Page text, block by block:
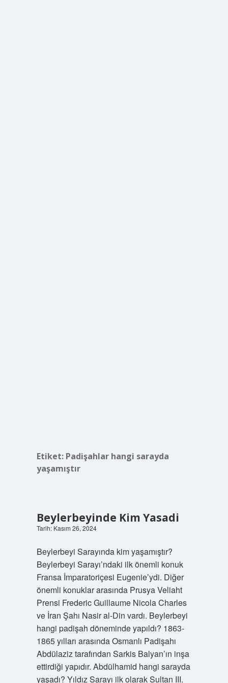
Etiket: Padişahlar hangi sarayda
yaşamıştır
Beylerbeyinde Kim Yasadi
Tarih: Kasım 26, 2024
Beylerbeyi Sarayında kim yaşamıştır?
Beylerbeyi Sarayı’ndaki ilk önemli konuk
Fransa İmparatoriçesi Eugenie’ydi. Diğer
önemli konuklar arasında Prusya Veliaht
Prensi Frederic Guillaume Nicola Charles
ve İran Şahı Nasir al-Din vardı. Beylerbeyi
hangi padişah döneminde yapıldı? 1863-
1865 yılları arasında Osmanlı Padişahı
Abdülaziz tarafından Sarkis Balyan’ın inşa
ettirdiği yapıdır. Abdülhamid hangi sarayda
yaşadı? Yıldız Sarayı ilk olarak Sultan III.